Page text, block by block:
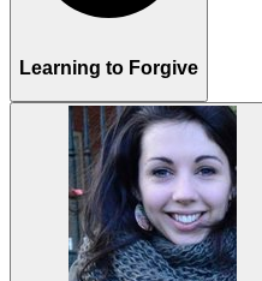
Learning to Forgive